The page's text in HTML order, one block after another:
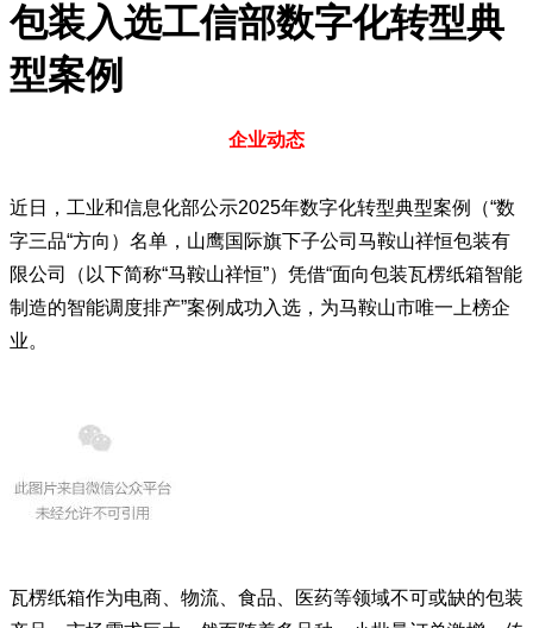
包装入选工信部数字化转型典
型案例
企业动态
近日，工业和信息化部公示2025年数字化转型典型案例（“数
字三品“方向）名单，山鹰国际旗下子公司马鞍山祥恒包装有
限公司（以下简称“马鞍山祥恒”）凭借“面向包装瓦楞纸箱智能
制造的智能调度排产”案例成功入选，为马鞍山市唯一上榜企
业。
瓦楞纸箱作为电商、物流、食品、医药等领域不可或缺的包装